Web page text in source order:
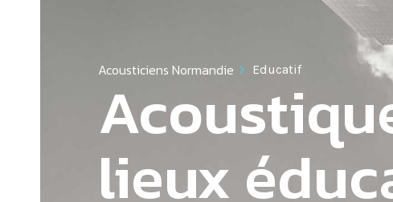
Acousticiens Normandie Educatif
lieux